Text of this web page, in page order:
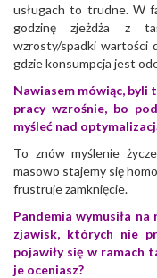
usługach to trudne. W
godzinę zjeżdża z
wzrosty/spadki wartości
gdzie konsumpcja jest
Nawiasem mówiąc, byli
pracy wzrośnie, bo
myśleć nad
To znów myślenie
masowo stajemy się
frustruje zamknięcie.
Pandemia wymusiła
zjawisk, których nie
pojawiły się w ramach
je oceniasz?